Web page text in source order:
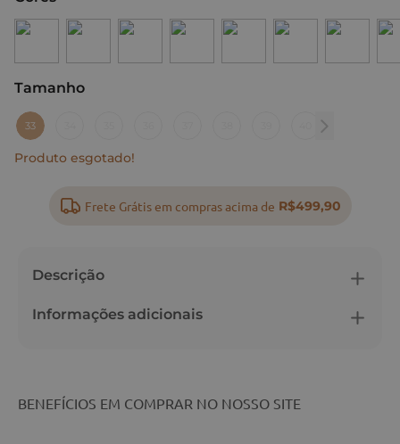
Tamanho
: 33
33
Produto esgotado!
Frete Grátis em compras acima de R$499,90
Descrição
Informações adicionais
BENEFÍCIOS EM COMPRAR NO NOSSO SITE